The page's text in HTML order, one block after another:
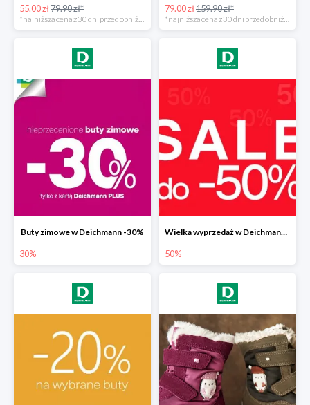
55.00 zł79.90 zł*
*najniższa cena z 30 dni przed obniżką
79.00 zł159.90 zł*
*najniższa cena z 30 dni przed obniżką
Buty zimowe w Deichmann -30%
30%
Wielka wyprzedaż w Deichmann do -50%
50%